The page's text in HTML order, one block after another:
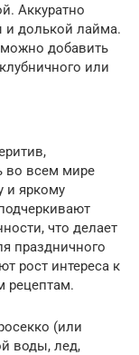
Аккуратно
и долькой лайма.
добавить
или
во всем мире
и яркому
что делает
праздничного
рост интереса к
рецептам.
(или
воды, лед,